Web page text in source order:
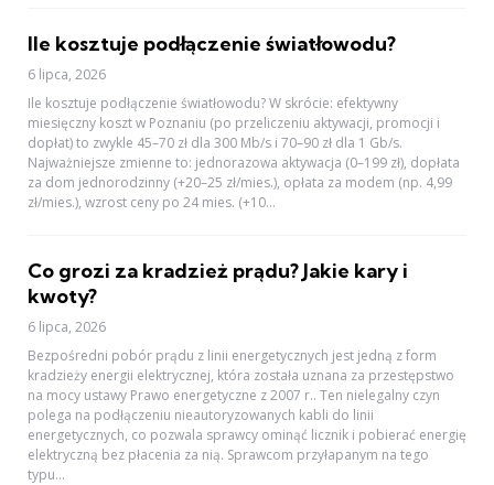
Ile kosztuje podłączenie światłowodu?
6 lipca, 2026
Ile kosztuje podłączenie światłowodu? W skrócie: efektywny
miesięczny koszt w Poznaniu (po przeliczeniu aktywacji, promocji i
dopłat) to zwykle 45–70 zł dla 300 Mb/s i 70–90 zł dla 1 Gb/s.
Najważniejsze zmienne to: jednorazowa aktywacja (0–199 zł), dopłata
za dom jednorodzinny (+20–25 zł/mies.), opłata za modem (np. 4,99
zł/mies.), wzrost ceny po 24 mies. (+10...
Co grozi za kradzież prądu? Jakie kary i
kwoty?
6 lipca, 2026
Bezpośredni pobór prądu z linii energetycznych jest jedną z form
kradzieży energii elektrycznej, która została uznana za przestępstwo
na mocy ustawy Prawo energetyczne z 2007 r.. Ten nielegalny czyn
polega na podłączeniu nieautoryzowanych kabli do linii
energetycznych, co pozwala sprawcy ominąć licznik i pobierać energię
elektryczną bez płacenia za nią. Sprawcom przyłapanym na tego
typu...